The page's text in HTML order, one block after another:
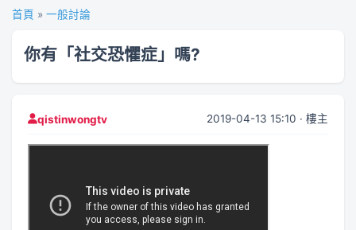
首頁 » 一般討論
你有「社交恐懼症」嗎?
qistinwongtv 2019-04-13 15:10 · 樓主